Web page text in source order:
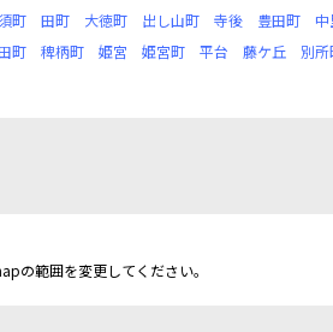
町 田町 大徳町 出し山町 寺後 豊田町
町 稗柄町 姫宮 姫宮町 平台 藤ケ丘 別
の範囲を変更してください。